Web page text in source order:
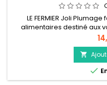
LE FERMIER Joli
alimentaires destiné aux
oie…). Il s’utilise à toutes
peau ont besoin
d’emplumement, lors

